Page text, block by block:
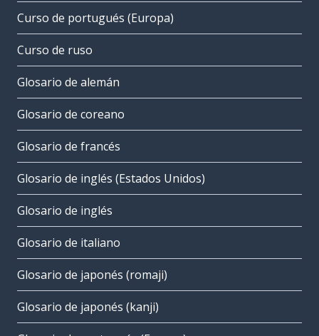
Curso de portugués (Europa)
Curso de ruso
Glosario de alemán
Glosario de coreano
Glosario de francés
Glosario de inglés (Estados Unidos)
Glosario de inglés
Glosario de italiano
Glosario de japonés (romaji)
Glosario de japonés (kanji)